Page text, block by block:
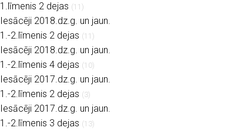
1.līmenis 2 dejas (11)
Iesācēji 2018.dz.g. un jaun.
1.-2.līmenis 2 dejas (11)
Iesācēji 2018.dz.g. un jaun.
1.-2.līmenis 4 dejas (10)
Iesācēji 2017.dz.g. un jaun.
1.-2.līmenis 2 dejas (3)
Iesācēji 2017.dz.g. un jaun.
1.-2.līmenis 3 dejas (13)